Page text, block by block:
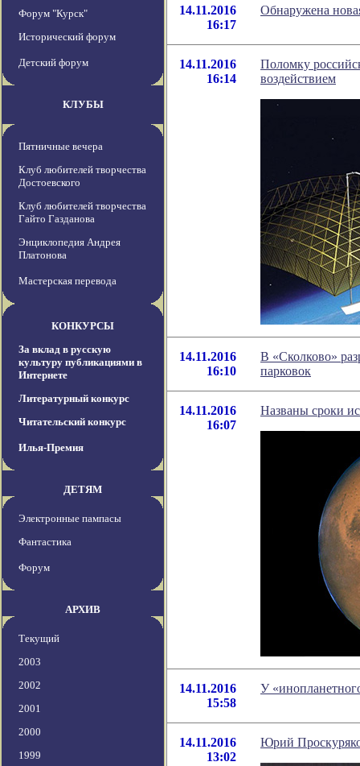
Форум "Курск"
Исторический форум
Детский форум
КЛУБЫ
Пятничные вечера
Клуб любителей творчества
Достоевского
Клуб любителей творчества
Гайто Газданова
Энциклопедия Андрея
Платонова
Мастерская перевода
КОНКУРСЫ
За вклад в русскую
культуру публикациями в
Интернете
Литературный конкурс
Читательский конкурс
Илья-Премия
ДЕТЯМ
Электронные пампасы
Фантастика
Форум
АРХИВ
Текущий
2003
2002
2001
2000
1999
14.11.2016
16:17
Обнаружена
14.11.2016
16:14
Поломку
воздействием
14.11.2016
16:10
В «Сколково»
парковок
14.11.2016
16:07
Названы сроки
14.11.2016
15:58
У
14.11.2016
13:02
Юрий